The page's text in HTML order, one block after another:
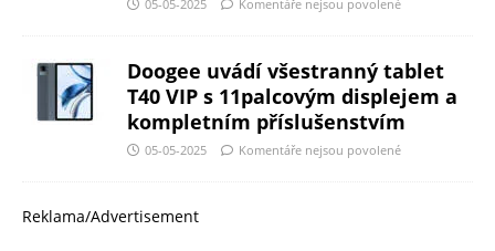
05-05-2025 Komentáře nejsou povolené
Doogee uvádí všestranný tablet
T40 VIP s 11palcovým displejem a
kompletním příslušenstvím
05-05-2025 Komentáře nejsou povolené
Reklama/Advertisement